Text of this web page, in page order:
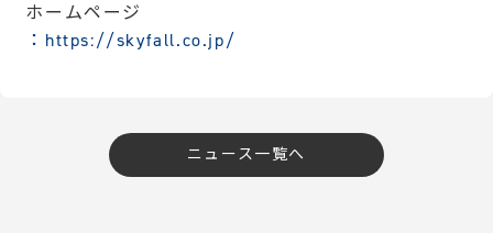
ホームページ
：https://skyfall.co.jp/
ニュース一覧へ